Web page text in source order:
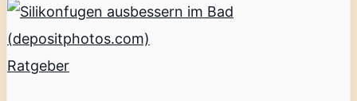
Ratgeber